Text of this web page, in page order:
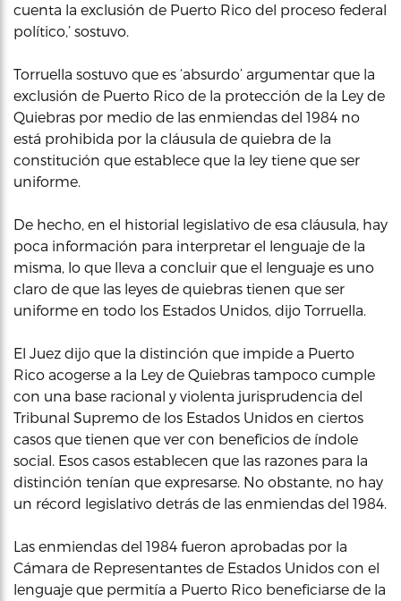
cuenta la exclusión de Puerto Rico del proceso federal
político,’ sostuvo.
Torruella sostuvo que es ‘absurdo’ argumentar que la
exclusión de Puerto Rico de la protección de la Ley de
Quiebras por medio de las enmiendas del 1984 no
está prohibida por la cláusula de quiebra de la
constitución que establece que la ley tiene que ser
uniforme.
De hecho, en el historial legislativo de esa cláusula, hay
poca información para interpretar el lenguaje de la
misma, lo que lleva a concluir que el lenguaje es uno
claro de que las leyes de quiebras tienen que ser
uniforme en todo los Estados Unidos, dijo Torruella.
El Juez dijo que la distinción que impide a Puerto
Rico acogerse a la Ley de Quiebras tampoco cumple
con una base racional y violenta jurisprudencia del
Tribunal Supremo de los Estados Unidos en ciertos
casos que tienen que ver con beneficios de índole
social. Esos casos establecen que las razones para la
distinción tenían que expresarse. No obstante, no hay
un récord legislativo detrás de las enmiendas del 1984.
Las enmiendas del 1984 fueron aprobadas por la
Cámara de Representantes de Estados Unidos con el
lenguaje que permitía a Puerto Rico beneficiarse de la